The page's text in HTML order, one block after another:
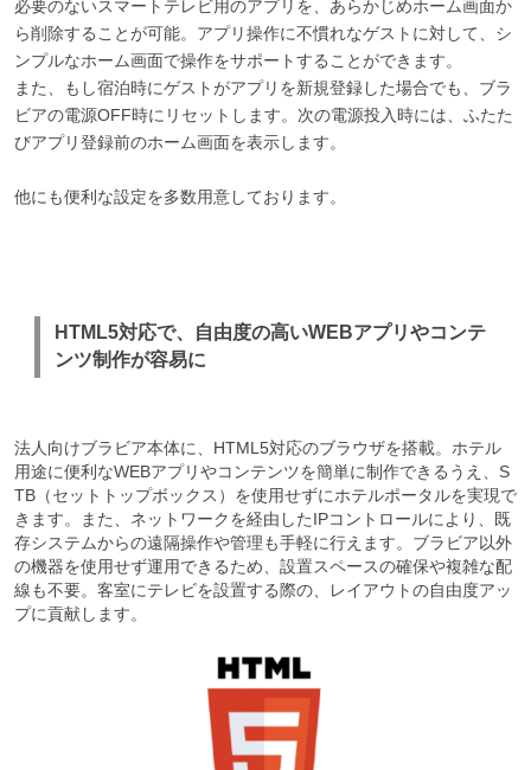
必要のないスマートテレビ用のアプリを、あらかじめホーム画面か
ら削除することが可能。アプリ操作に不慣れなゲストに対して、シ
ンプルなホーム画面で操作をサポートすることができます。
また、もし宿泊時にゲストがアプリを新規登録した場合でも、ブラ
ビアの電源OFF時にリセットします。次の電源投入時には、ふたた
びアプリ登録前のホーム画面を表示します。
他にも便利な設定を多数用意しております。
HTML5対応で、自由度の高いWEBアプリやコンテ
ンツ制作が容易に
法人向けブラビア本体に、HTML5対応のブラウザを搭載。ホテル
用途に便利なWEBアプリやコンテンツを簡単に制作できるうえ、S
TB（セットトップボックス）を使用せずにホテルポータルを実現で
きます。また、ネットワークを経由したIPコントロールにより、既
存システムからの遠隔操作や管理も手軽に行えます。ブラビア以外
の機器を使用せず運用できるため、設置スペースの確保や複雑な配
線も不要。客室にテレビを設置する際の、レイアウトの自由度アッ
プに貢献します。